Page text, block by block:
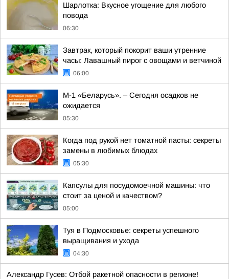
Шарлотка: Вкусное угощение для любого
повода
06:30
Завтрак, который покорит ваши утренние
часы: Лавашный пирог с овощами и ветчиной
06:00
М-1 «Беларусь». – Сегодня осадков не
ожидается
05:30
Когда под рукой нет томатной пасты: секреты
замены в любимых блюдах
05:30
Капсулы для посудомоечной машины: что
стоит за ценой и качеством?
05:00
Туя в Подмосковье: секреты успешного
выращивания и ухода
04:30
Александр Гусев: Отбой ракетной опасности в регионе!